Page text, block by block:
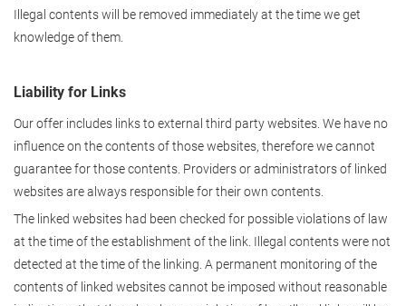
Illegal contents will be removed immediately at the time we get
knowledge of them.
Liability for Links
Our offer includes links to external third party websites. We have no
influence on the contents of those websites, therefore we cannot
guarantee for those contents. Providers or administrators of linked
websites are always responsible for their own contents.
The linked websites had been checked for possible violations of law
at the time of the establishment of the link. Illegal contents were not
detected at the time of the linking. A permanent monitoring of the
contents of linked websites cannot be imposed without reasonable